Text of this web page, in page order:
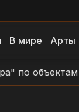
В мире Арты
ВСУ в